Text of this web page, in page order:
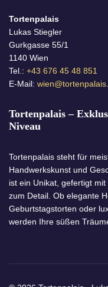
Tortenpalais
Lukas Stiegler
Gurkgasse 55/1
1140 Wien
Tel.: +43 676 45 48 851
E-Mail:
Tortenpalais –
Niveau
Tortenpalais steht für
Handwerkskunst und
ist ein Unikat, gefertigt
zum Detail. Ob elegante
Geburtstagstorten oder
werden Ihre süßen